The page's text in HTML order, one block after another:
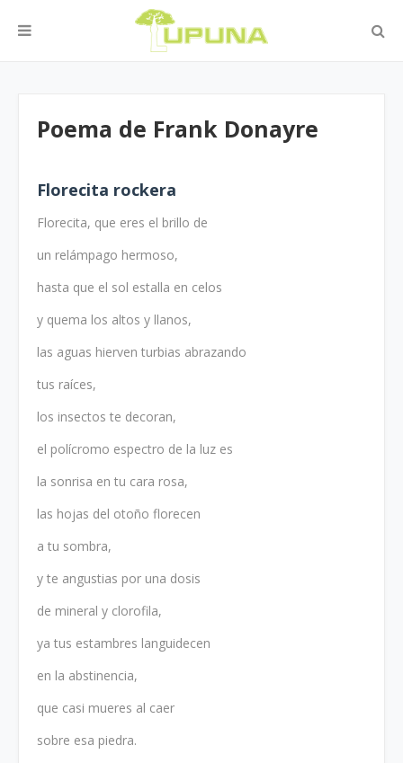
Poema de Frank Donayre
Florecita rockera
Florecita, que eres el brillo de
un relámpago hermoso,
hasta que el sol estalla en celos
y quema los altos y llanos,
las aguas hierven turbias abrazando
tus raíces,
los insectos te decoran,
el polícromo espectro de la luz es
la sonrisa en tu cara rosa,
las hojas del otoño florecen
a tu sombra,
y te angustias por una dosis
de mineral y clorofila,
ya tus estambres languidecen
en la abstinencia,
que casi mueres al caer
sobre esa piedra.